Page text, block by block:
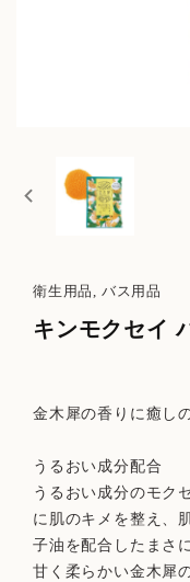
衛生用品, バス用品
キンモクセイ
金木犀の香りに癒し
うるおい成分配合
うるおい成分のモク
に肌のキメを整え、
子油を配合したまさ
甘く柔らかい金木犀